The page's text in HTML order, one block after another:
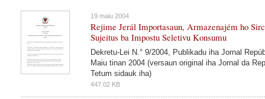
19 maiu 2004
Rejime Jerál Importasaun, Armazenajém ho
Sujeitus ba Impostu Seletivu Konsumu
Dekretu-Lei N.° 9/2004, Publikadu iha Jornal
Maiu tinan 2004 (versaun original iha Jornal da
Tetum sidauk iha)
447.02 KB